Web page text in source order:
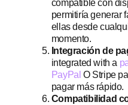
compatible con
permitiría generar
ellas desde
momento.
Integración de
integrated with a
PayPal O Stripe
pagar más rápido.
Compatibilidad